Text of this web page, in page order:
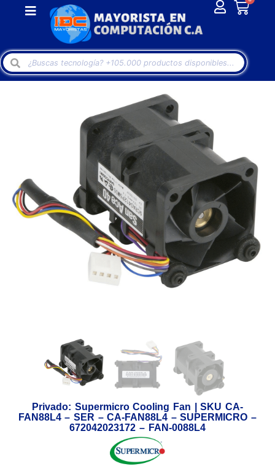
Privado: Supermicro Cooling Fan | SKU CA-
FAN88L4 – SER – CA-FAN88L4 – SUPERMICRO –
672042023172 – FAN-0088L4